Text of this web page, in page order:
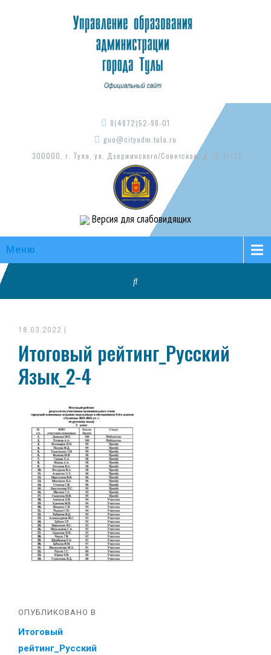
8(4872)52-98-01
guo@cityadm.tula.ru
300000, г. Тула, ул. Дзержинского/Советская, д. 15-17/73
Версия для слабовидящих
Меню
18.03.2022
Итоговый рейтинг_Русский
Язык_2-4
ОПУБЛИКОВАНО В
Итоговый
рейтинг_Русский